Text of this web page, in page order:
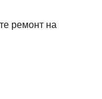
ремонт на